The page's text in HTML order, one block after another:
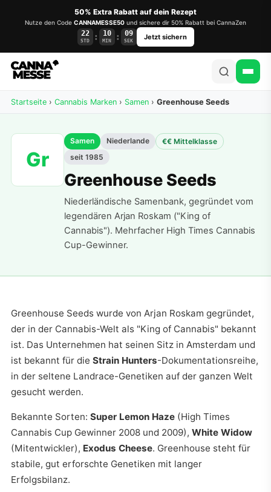
50% Extra Rabatt auf dein Rezept
Nutze den Code CANNAMESSE50 und sichere dir 50% Rabatt bei CannaZen
22
STD : 10
MIN : 09
SEK Jetzt sichern
Startseite › Cannabis Marken › Samen › Greenhouse Seeds
Gr
Samen Niederlande
€€ Mittelklasse
seit 1985
Greenhouse Seeds
Niederländische Samenbank, gegründet vom
legendären Arjan Roskam ("King of
Cannabis"). Mehrfacher High Times Cannabis
Cup-Gewinner.
Greenhouse Seeds wurde von Arjan Roskam gegründet,
der in der Cannabis-Welt als "King of Cannabis" bekannt
ist. Das Unternehmen hat seinen Sitz in Amsterdam und
ist bekannt für die Strain Hunters-Dokumentationsreihe,
in der seltene Landrace-Genetiken auf der ganzen Welt
gesucht werden.
Bekannte Sorten: Super Lemon Haze (High Times
Cannabis Cup Gewinner 2008 und 2009), White Widow
(Mitentwickler), Exodus Cheese. Greenhouse steht für
stabile, gut erforschte Genetiken mit langer
Erfolgsbilanz.